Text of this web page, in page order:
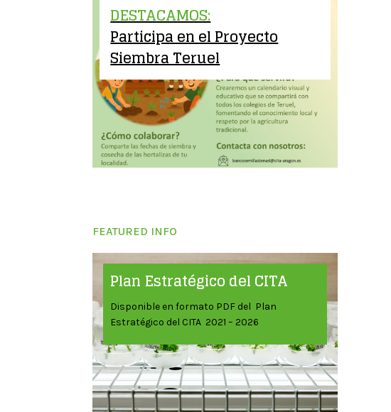
DESTACAMOS:
Participa en el Proyecto
Siembra Teruel
FEATURED INFO
Plan Estratégico del CITA
Disponible en formato PDF del Plan
Estratégico del CITA 2021 – 2026